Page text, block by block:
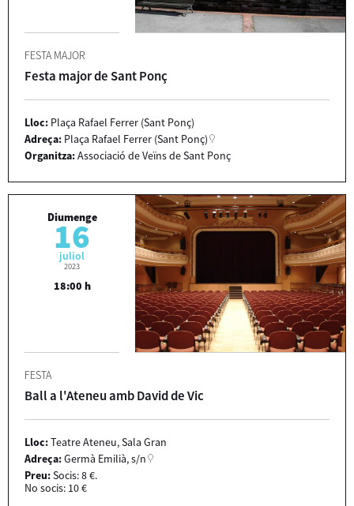
FESTA MAJOR
Festa major de Sant Ponç
Lloc: Plaça Rafael Ferrer (Sant Ponç)
Adreça: Plaça Rafael Ferrer (Sant Ponç)
Organitza:Associació de Veïns de Sant Ponç
Diumenge
16
juliol
2023
18:00 h
FESTA
Ball a l'Ateneu amb David de Vic
Lloc:Teatre Ateneu, Sala Gran
Adreça:Germà Emilià, s/n
Preu:Socis: 8 €.
No socis: 10 €